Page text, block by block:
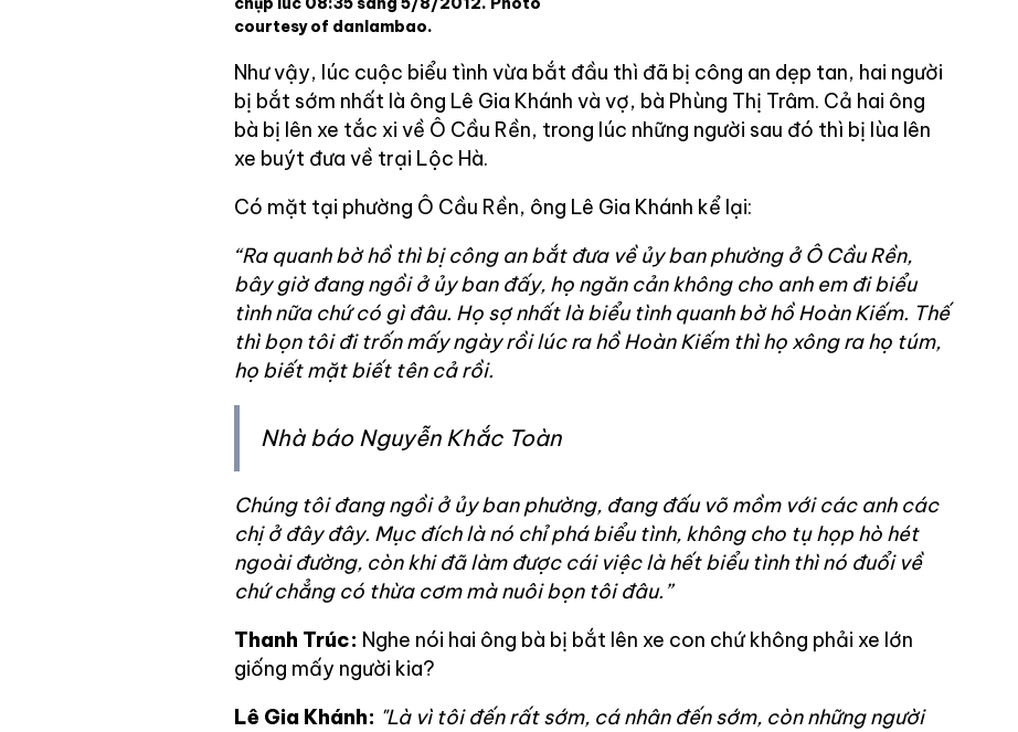
courtesy of danlambao.
Như vậy, lúc cuộc biểu tình vừa bắt đầu thì đã bị công an dẹp tan, hai người
bị bắt sớm nhất là ông Lê Gia Khánh và vợ, bà Phùng Thị Trâm. Cả hai ông
bà bị lên xe tắc xi về Ô Cầu Rền, trong lúc những người sau đó thì bị lùa lên
xe buýt đưa về trại Lộc Hà.
Có mặt tại phường Ô Cầu Rền, ông Lê Gia Khánh kể lại:
“Ra quanh bờ hồ thì bị công an bắt đưa về ủy ban phường ở Ô Cầu Rền,
bây giờ đang ngồi ở ủy ban đấy, họ ngăn cản không cho anh em đi biểu
tình nữa chứ có gì đâu. Họ sợ nhất là biểu tình quanh bờ hồ Hoàn Kiếm. Thế
thì bọn tôi đi trốn mấy ngày rồi lúc ra hồ Hoàn Kiếm thì họ xông ra họ túm,
họ biết mặt biết tên cả rồi.
Nhà báo Nguyễn Khắc Toàn
Chúng tôi đang ngồi ở ủy ban phường, đang đấu võ mồm với các anh các
chị ở đây đây. Mục đích là nó chỉ phá biểu tình, không cho tụ họp hò hét
ngoài đường, còn khi đã làm được cái việc là hết biểu tình thì nó đuổi về
chứ chẳng có thừa cơm mà nuôi bọn tôi đâu.”
Thanh Trúc: Nghe nói hai ông bà bị bắt lên xe con chứ không phải xe lớn
giống mấy người kia?
Lê Gia Khánh: "Là vì tôi đến rất sớm, cá nhân đến sớm, còn những người